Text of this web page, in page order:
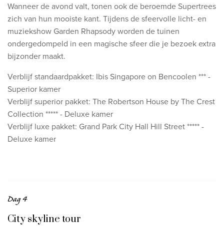
Wanneer de avond valt, tonen ook de beroemde Supertrees
zich van hun mooiste kant. Tijdens de sfeervolle licht- en
muziekshow Garden Rhapsody worden de tuinen
ondergedompeld in een magische sfeer die je bezoek extra
bijzonder maakt.
Verblijf standaardpakket: Ibis Singapore on Bencoolen *** -
Superior kamer
Verblijf superior pakket: The Robertson House by The Crest
Collection ***** - Deluxe kamer
Verblijf luxe pakket: Grand Park City Hall Hill Street ***** -
Deluxe kamer
Dag 4
City skyline tour